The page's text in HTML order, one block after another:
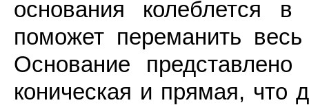
основания колеблется
поможет переманить
Основание
коническая и прямая, что